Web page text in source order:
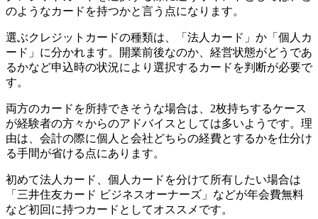
のようなカードを持つかと言う点になります。
選ぶクレジットカードの種類は、「法人カード」か「個人カ
ード」に分かれます。開業前後なのか、経営状態がどうであ
るかなど申込時の状況により選択するカードを判断が必要で
す。
両方のカードを所持できそうな場合は、2枚持ちするケース
が経験者の方々からのアドバイスとしては多いようです。理
由は、会計の際に個人と会社どちらの経費とするかを仕分け
る手間が省ける 点にあります。
初めて法人カード、個人カードを分けて所有したい場合は
「三井住友カード ビジネスオーナーズ」などが年会費無料
など初回に持つカードとしてオススメです。